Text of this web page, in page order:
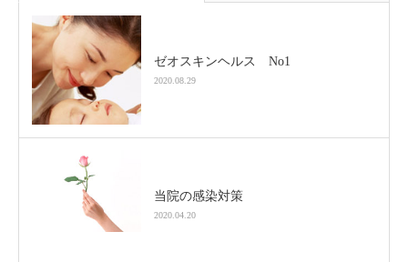
ゼオスキンヘルス No1
2020.08.29
当院の感染対策
2020.04.20